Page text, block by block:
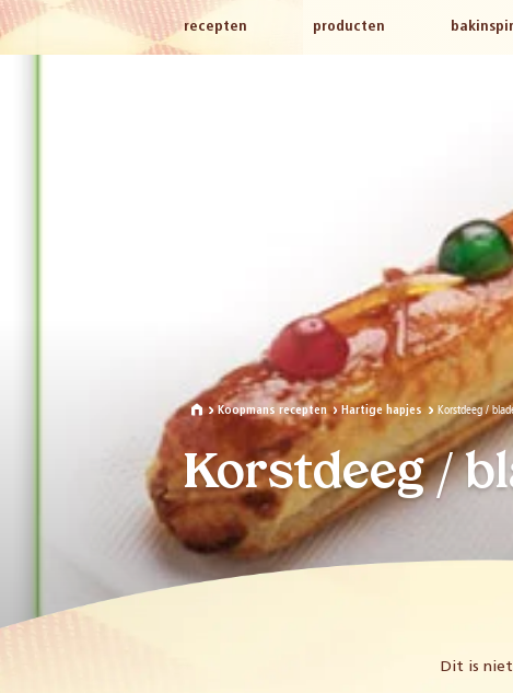
recepten producten
Koopmans recepten Hartige hapjes Korstdeeg /
Korstdeeg /
Dit is